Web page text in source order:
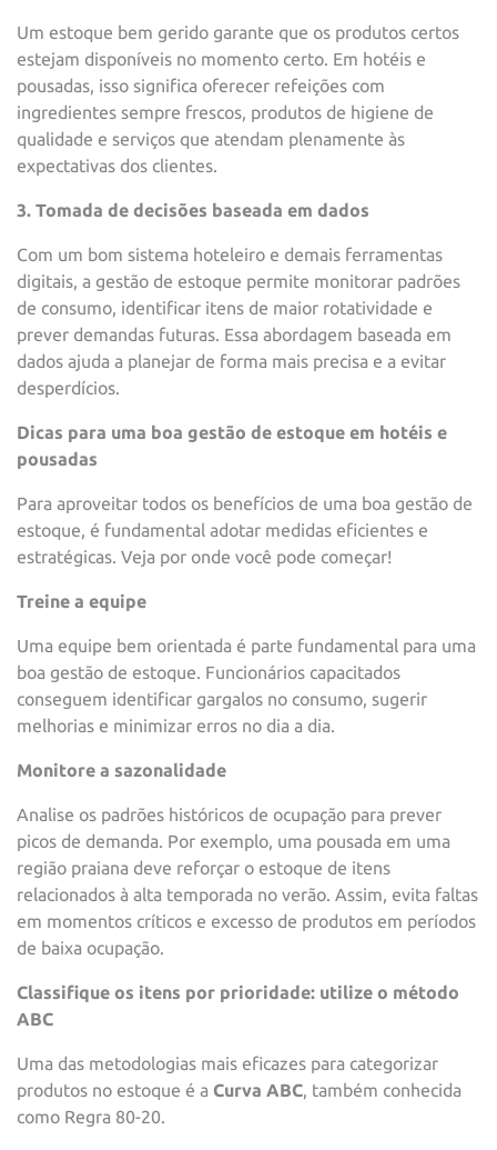
Um estoque bem gerido garante que os produtos certos
estejam disponíveis no momento certo. Em hotéis e
pousadas, isso significa oferecer refeições com
ingredientes sempre frescos, produtos de higiene de
qualidade e serviços que atendam plenamente às
expectativas dos clientes.
3. Tomada de decisões baseada em dados
Com um bom sistema hoteleiro e demais ferramentas
digitais, a gestão de estoque permite monitorar padrões
de consumo, identificar itens de maior rotatividade e
prever demandas futuras. Essa abordagem baseada em
dados ajuda a planejar de forma mais precisa e a evitar
desperdícios.
Dicas para uma boa gestão de estoque em hotéis e
pousadas
Para aproveitar todos os benefícios de uma boa gestão de
estoque, é fundamental adotar medidas eficientes e
estratégicas. Veja por onde você pode começar!
Treine a equipe
Uma equipe bem orientada é parte fundamental para uma
boa gestão de estoque. Funcionários capacitados
conseguem identificar gargalos no consumo, sugerir
melhorias e minimizar erros no dia a dia.
Monitore a sazonalidade
Analise os padrões históricos de ocupação para prever
picos de demanda. Por exemplo, uma pousada em uma
região praiana deve reforçar o estoque de itens
relacionados à alta temporada no verão. Assim, evita faltas
em momentos críticos e excesso de produtos em períodos
de baixa ocupação.
Classifique os itens por prioridade: utilize o método
ABC
Uma das metodologias mais eficazes para categorizar
produtos no estoque é a Curva ABC, também conhecida
como Regra 80-20.